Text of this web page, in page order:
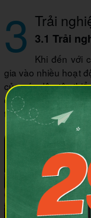
3 Trải
3.1 Trải
Khi đến với
gia vào nhiều hoạt
của các dân tộc
đáng nhớ nhất là
truyền thống của